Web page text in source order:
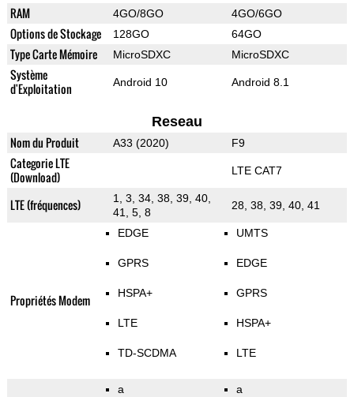
RAM
4GO/8GO 4GO/6GO
Options de Stockage 128GO 64GO
Type Carte Mémoire MicroSDXC MicroSDXC
Système
d'Exploitation
Android 10 Android 8.1
Reseau
Nom du Produit A33 (2020) F9
Categorie LTE
(Download)
LTE CAT7
LTE (fréquences)
1, 3, 34, 38, 39, 40,
41, 5, 8
28, 38, 39, 40, 41
Propriétés Modem
EDGE
GPRS
HSPA+
LTE
TD-SCDMA
UMTS
EDGE
GPRS
HSPA+
LTE
a a